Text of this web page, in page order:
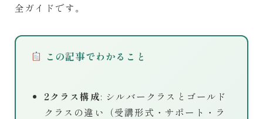
全ガイドです。
この記事でわかること
2クラス構成: シルバークラスとゴールド
クラスの違い（受講形式・サポート・ラ